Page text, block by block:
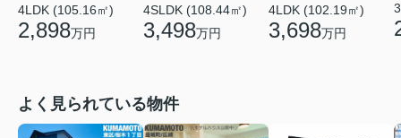
4LDK (105.16㎡)
2,898万円
4SLDK (108.44㎡)
3,498万円
4LDK (102.19㎡)
3,698万円
よく見られている物件